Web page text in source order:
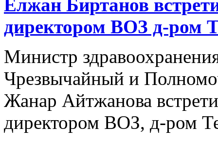
Елжан Биртанов
директором ВОЗ д-ром
Министр
Чрезвычайный и
Жанар Айтжанова
директором ВОЗ, д-ром